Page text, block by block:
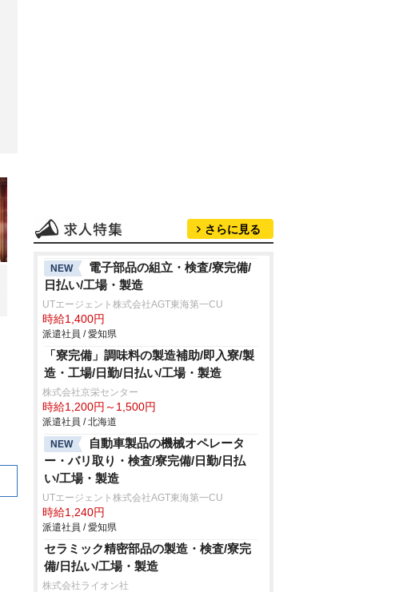
さらに見る
NEW
電子部品の組立・検査/寮完備/
日払い/工場・製造
UTエージェント株式会社AGT東海第一CU
時給1,400円
派遣社員 / 愛知県
「寮完備」調味料の製造補助/即入寮/製
造・工場/日勤/日払い/工場・製造
株式会社京栄センター
時給1,200円～1,500円
派遣社員 / 北海道
NEW
自動車製品の機械オペレータ
ー・バリ取り・検査/寮完備/日勤/日払
い/工場・製造
UTエージェント株式会社AGT東海第一CU
時給1,240円
派遣社員 / 愛知県
セラミック精密部品の製造・検査/寮完
備/日払い/工場・製造
株式会社ライオン社